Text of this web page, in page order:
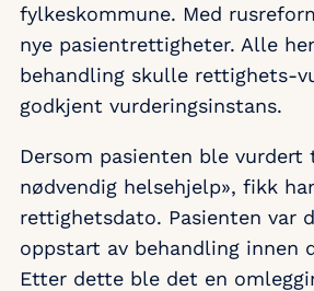
fylkeskommune. Med
nye pasientrettigheter. Alle
behandling skulle rettighets-
godkjent vurderingsinstans.
Dersom pasienten ble
nødvendig helsehjelp», fikk
rettighetsdato. Pasienten var
oppstart av behandling innen
Etter dette ble det en